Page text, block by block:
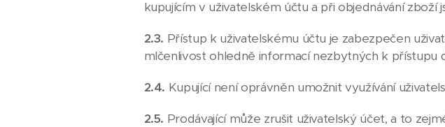
kupujícím v uživatelském účtu a při objednávání zboží
2.3. Přístup k uživatelskému účtu je zabezpečen
mlčenlivost ohledně informací nezbytných k přístupu
2.4. Kupující není oprávněn umožnit využívání
2.5. Prodávající může zrušit uživatelský účet, a to